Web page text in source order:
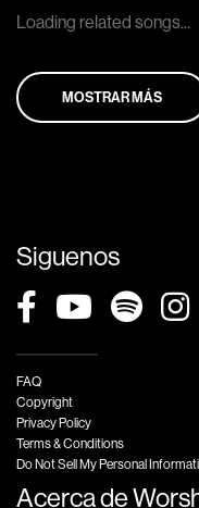
Loading related songs...
MOSTRAR MÁS
Siguenos
FAQ
Copyright
Privacy Policy
Terms & Conditions
Do Not Sell My Personal
Acerca de